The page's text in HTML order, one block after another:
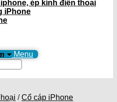
ép kính điện thoại
iPhone
Menu
/ Cổ cáp iPhone